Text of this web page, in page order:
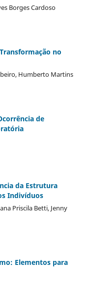
Borges Cardoso
no
Humberto Martins
de
da Estrutura
Indivíduos
Priscila Betti, Jenny
Elementos para